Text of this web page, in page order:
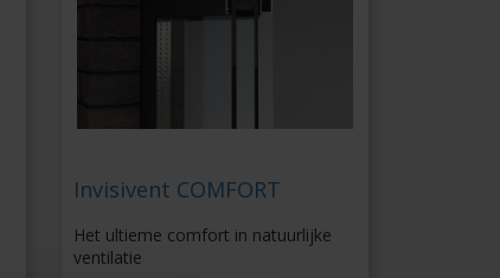
Invisivent COMFORT
Het ultieme comfort in natuurlijke
ventilatie